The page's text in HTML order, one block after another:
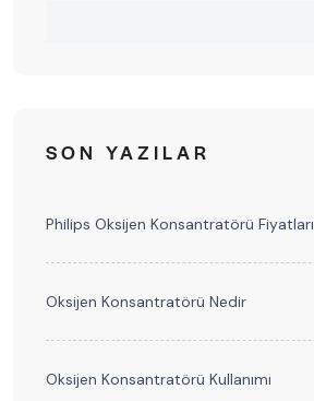
SON YAZILAR
Philips Oksijen Konsantratörü Fiyatları
Oksijen Konsantratörü Nedir
Oksijen Konsantratörü Kullanımı